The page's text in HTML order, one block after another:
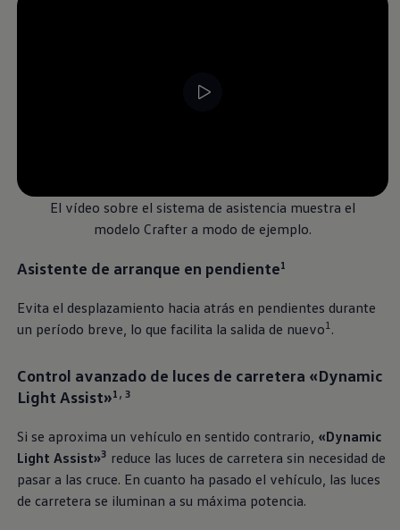
Remaining time, --
El vídeo sobre el sistema de asistencia muestra el
modelo Crafter a modo de ejemplo.
Asistente de arranque en pendiente1
Evita el desplazamiento hacia atrás en pendientes durante
un período breve, lo que facilita la salida de nuevo1.
Control avanzado de luces de carretera «Dynamic
Light Assist»1, 3
Si se aproxima un vehículo en sentido contrario, «Dynamic
Light Assist»3 reduce las luces de carretera sin necesidad de
pasar a las cruce. En cuanto ha pasado el vehículo, las luces
de carretera se iluminan a su máxima potencia.